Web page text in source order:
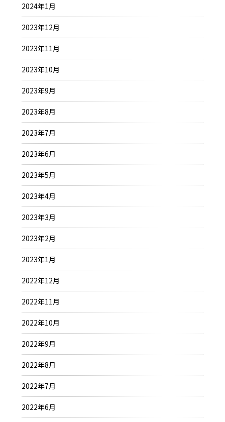
2024年1月
2023年12月
2023年11月
2023年10月
2023年9月
2023年8月
2023年7月
2023年6月
2023年5月
2023年4月
2023年3月
2023年2月
2023年1月
2022年12月
2022年11月
2022年10月
2022年9月
2022年8月
2022年7月
2022年6月